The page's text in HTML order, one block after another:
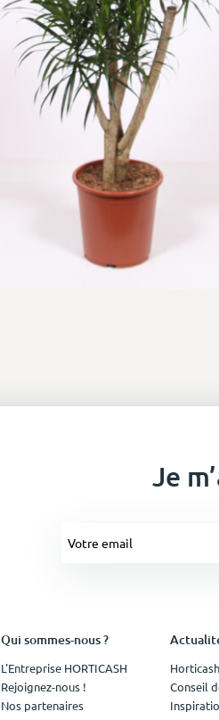
Je
Qui sommes-nous ?
L'Entreprise HORTICASH
Rejoignez-nous !
Nos partenaires
Horticash
Conseil